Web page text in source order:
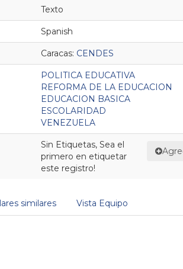
Texto
Spanish
Caracas: CENDES
POLITICA EDUCATIVA
REFORMA DE LA EDUCACION
EDUCACION BASICA
ESCOLARIDAD
VENEZUELA
Sin Etiquetas, Sea el
primero en etiquetar
este registro!
similares Vista Equipo